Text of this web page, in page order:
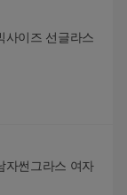
사이즈 선글라스
자썬그라스 여자